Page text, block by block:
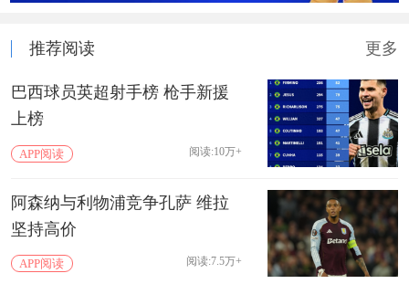
推荐阅读 更多
巴西球员英超射手榜 枪手新援
上榜
APP阅读 阅读:10万+
阿森纳与利物浦竞争孔萨 维拉
坚持高价
APP阅读 阅读:7.5万+